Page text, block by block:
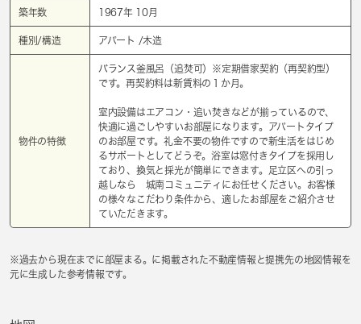
築年数 1967年 10月
種別/構造 アパート /木造
物件の特徴
バランス釜風呂（追焚可）※定期借家契約（再契約型）
です。再契約料は新賃料の１か月。
室内設備はエアコン・追い焚きなどが揃っているので、
快適に過ごしやすいお部屋になります。アパートタイプ
のお部屋です。礼金不要の物件ですので新生活をはじめ
るサポートとしてどうぞ。浴室は窓付きタイプを採用し
ており、換気と採光が簡単にできます。足立区への引っ
越しなら 城南コミュニティにお任せください。お客様
の様々なこだわり条件から、適したお部屋をご紹介させ
ていただきます。
※過去から現在までに部屋まる。に掲載された不動産情報と提携先の地図情報を
元に生成した参考情報です。